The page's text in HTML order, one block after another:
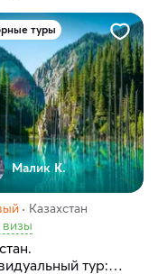
туры
Малик К.
Казахстан
визы
тур: